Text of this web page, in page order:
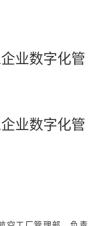
业数字化管
业数字化管